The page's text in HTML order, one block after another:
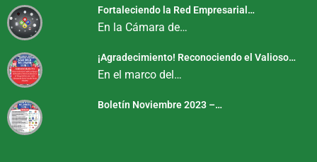
Fortaleciendo la Red Empresarial…
En la Cámara de…
¡Agradecimiento! Reconociendo el Valioso…
En el marco del…
Boletín Noviembre 2023 –…